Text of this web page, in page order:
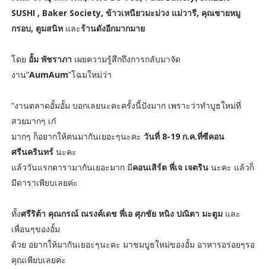
SUSHI , Baker Society, ข้าวเหนียวมะม่วง แม่วารี, คุณชายหมู
กรอบ, ตูมสนิท และร้านดังอีกมากมาย
โดย อั้ม พัชราภา เผยความรู้สึกถึงการกลับมาจัด
งาน”AumAum”โฉมใหม่ว่า
“งานตลาดอั้มอั้ม บอกเลยนะคะครั้งนี้ปังมาก เพราะว่าทำบูธใหม่ที่
สวยมากๆ เก๋
มากๆ ก็อยากให้คนมากันเยอะๆนะคะ วันที่ 8-19 ก.ค.ที่ซีคอน
ศรีนครินทร์นะคะ
แล้ววันแรกดารามากันเยอะมาก มีคอนเสิร์ต พี่เจ เจตรินนะคะ แล้วก็
มีดาราเพียบเลยค่ะ
ทั้งศรีริต้า คุณกรณ์ ณรงค์เดช พี่เอ ศุภชัย หนิง ปณิตา มะตูมและ
เพื่อนๆของอั้ม
ด้วย อยากให้มากันเยอะๆนะคะ มาชมบูธใหม่ของอั้ม อาหารอร่อยๆรอ
คุณเพียบเลยค่ะ